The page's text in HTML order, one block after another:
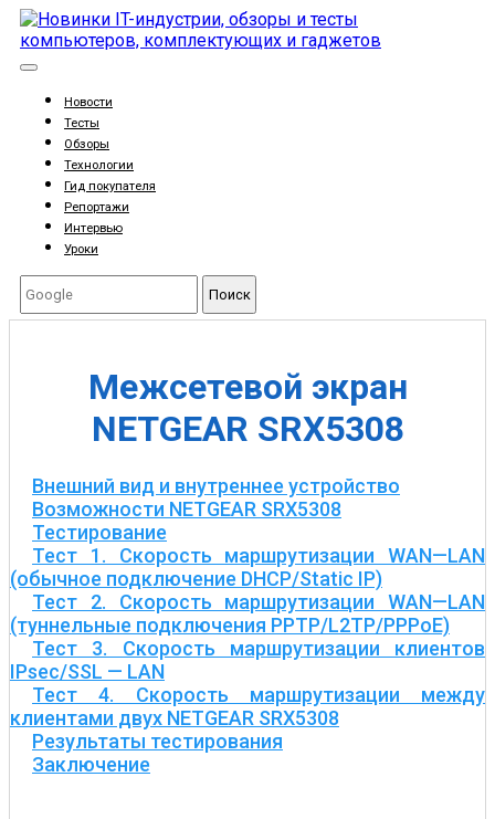
Новости
Тесты
Обзоры
Технологии
Гид покупателя
Репортажи
Интервью
Уроки
Поиск
Межсетевой экран
NETGEAR SRX5308
Внешний вид и внутреннее устройство
Возможности NETGEAR SRX5308
Тестирование
Тест 1. Скорость маршрутизации WAN—LAN
(обычное подключение DHCP/Static IP)
Тест 2. Скорость маршрутизации WAN—LAN
(туннельные подключения PPTP/L2TP/PPPoE)
Тест 3. Скорость маршрутизации клиентов
IPsec/SSL — LAN
Тест 4. Скорость маршрутизации между
клиентами двух NETGEAR SRX5308
Результаты тестирования
Заключение